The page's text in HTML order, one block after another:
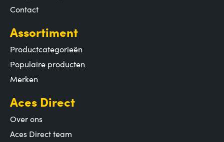
Contact
Assortiment
Productcategorieën
Populaire producten
Merken
Aces Direct
Over ons
Aces Direct team